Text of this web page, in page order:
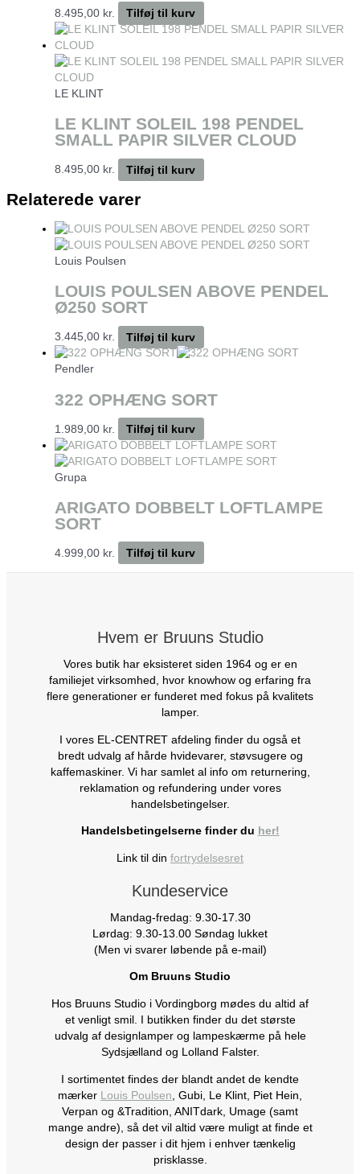
8.495,00 kr. Tilføj til kurv
LE KLINT
LE KLINT SOLEIL 198 PENDEL
SMALL PAPIR SILVER CLOUD
8.495,00 kr. Tilføj til kurv
Relaterede varer
Louis Poulsen
LOUIS POULSEN ABOVE PENDEL
Ø250 SORT
3.445,00 kr. Tilføj til kurv
Pendler
322 OPHÆNG SORT
1.989,00 kr. Tilføj til kurv
Grupa
ARIGATO DOBBELT LOFTLAMPE
SORT
4.999,00 kr. Tilføj til kurv
Hvem er Bruuns Studio
Vores butik har eksisteret siden 1964 og er en
familiejet virksomhed, hvor knowhow og erfaring fra
flere generationer er funderet med fokus på kvalitets
lamper.
I vores EL-CENTRET afdeling finder du også et
bredt udvalg af hårde hvidevarer, støvsugere og
kaffemaskiner. Vi har samlet al info om returnering,
reklamation og refundering under vores
handelsbetingelser.
Handelsbetingelserne finder du her!
Link til din fortrydelsesret
Kundeservice
Mandag-fredag: 9.30-17.30
Lørdag: 9.30-13.00 Søndag lukket
(Men vi svarer løbende på e-mail)
Om Bruuns Studio
Hos Bruuns Studio i Vordingborg mødes du altid af
et venligt smil. I butikken finder du det største
udvalg af designlamper og lampeskærme på hele
Sydsjælland og Lolland Falster.
I sortimentet findes der blandt andet de kendte
mærker Louis Poulsen , Gubi, Le Klint, Piet Hein,
Verpan og &Tradition, ANITdark, Umage (samt
mange andre), så det vil altid være muligt at finde et
design der passer i dit hjem i enhver tænkelig
prisklasse.